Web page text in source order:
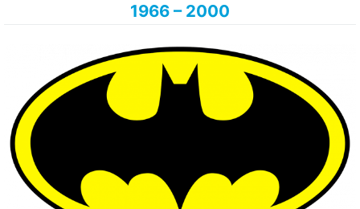
1966 – 2000